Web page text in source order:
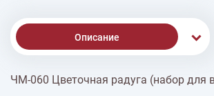
Описание
Доставка
ЧМ-060 Цветочная радуга (набор для